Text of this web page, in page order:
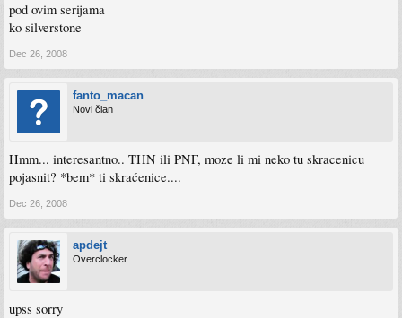
pod ovim serijama
ko silverstone
Dec 26, 2008
fanto_macan
Novi član
Hmm... interesantno.. THN ili PNF, moze li mi neko tu skracenicu
pojasnit? *bem* ti skraćenice....
Dec 26, 2008
apdejt
Overclocker
upss sorry